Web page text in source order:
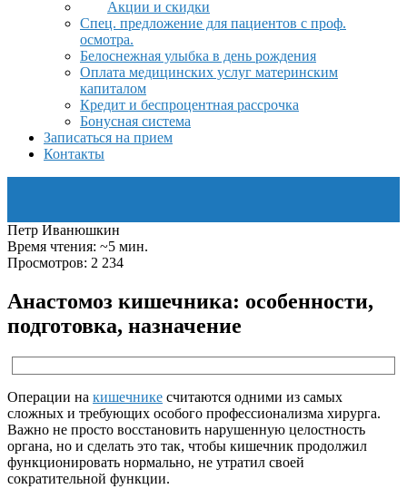
Акции и скидки
Спец. предложение для пациентов с проф.
осмотра.
Белоснежная улыбка в день рождения
Оплата медицинских услуг материнским
капиталом
Кредит и беспроцентная рассрочка
Бонусная система
Записаться на прием
Контакты
Петр Иванюшкин
Время чтения: ~5 мин.
Просмотров: 2 234
Анастомоз кишечника: особенности,
подготовка, назначение
Операции на кишечнике считаются одними из самых
сложных и требующих особого профессионализма хирурга.
Важно не просто восстановить нарушенную целостность
органа, но и сделать это так, чтобы кишечник продолжил
функционировать нормально, не утратил своей
сократительной функции.